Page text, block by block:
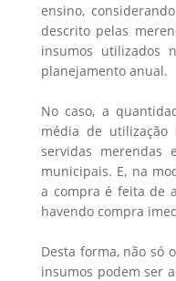
ensino,
descrito pelas
insumos utilizados
planejamento anual.
No caso, a
média de
servidas merendas
municipais. E, na
a compra é feita de
havendo compra
Desta forma, não só
insumos podem ser